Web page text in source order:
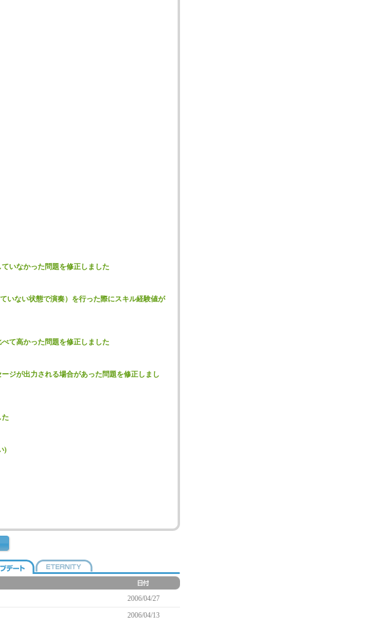
いなかった問題を修正しました
いない状態で演奏）を行った際にスキル経験値が
て高かった問題を修正しました
ジが出力される場合があった問題を修正しまし
)
2006/04/27
2006/04/13